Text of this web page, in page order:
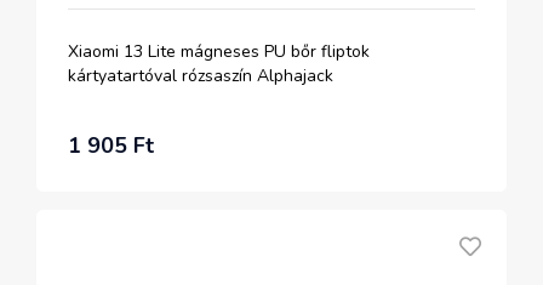
Xiaomi 13 Lite mágneses PU bőr fliptok
kártyatartóval rózsaszín Alphajack
1 905 Ft